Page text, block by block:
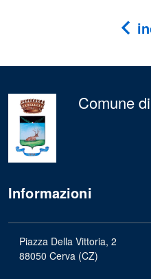
Comune
Informazioni
Piazza Della Vittoria, 2
88050 Cerva (CZ)